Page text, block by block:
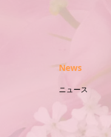
News
ニュース